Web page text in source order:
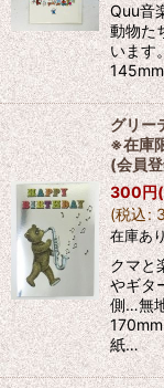
Quu音
動物た
います
グリ
※在庫
(会員
300円
(税込:
在庫あ
クマと
やギタ
側…無
紙…